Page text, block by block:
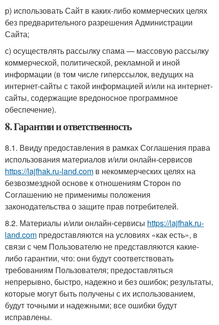
р) использовать Сайт в каких-либо коммерческих целях
без предварительного разрешения Администрации
Сайта;
с) осуществлять рассылку спама — массовую рассылку
коммерческой, политической, рекламной и иной
информации (в том числе гиперссылок, ведущих на
интернет-сайты с такой информацией и/или на интернет-
сайты, содержащие вредоносное программное
обеспечение).
8. Гарантии и ответственность
8.1. Ввиду предоставления в рамках Соглашения права
использования материалов и/или онлайн-сервисов
https://lajfhak.ru-land.com в некоммерческих целях на
безвозмездной основе к отношениям Сторон по
Соглашению не применимы положения
законодательства о защите прав потребителей.
8.2. Материалы и/или онлайн-сервисы https://lajfhak.ru-
land.com предоставляются на условиях «как есть», в
связи с чем Пользователю не представляются какие-
либо гарантии, что: они будут соответствовать
требованиям Пользователя; предоставляться
непрерывно, быстро, надежно и без ошибок; результаты,
которые могут быть получены с их использованием,
будут точными и надежными; все ошибки будут
исправлены.